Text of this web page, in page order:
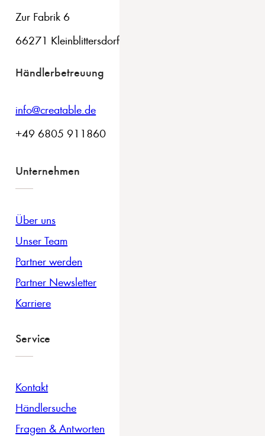
Zur Fabrik 6
66271 Kleinblittersdorf
Händlerbetreuung
info@creatable.de
+49 6805 911860
Unternehmen
Über uns
Unser Team
Partner werden
Partner Newsletter
Karriere
Service
Kontakt
Händlersuche
Fragen & Antworten